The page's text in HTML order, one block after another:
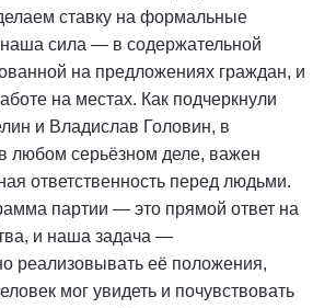
ставку на формальные
сила — в содержательной
на предложениях граждан, и
на местах. Как подчеркнули
и Владислав Головин, в
любом серьёзном деле, важен
ответственность перед людьми.
партии — это прямой ответ на
и наша задача —
реализовывать её положения,
мог увидеть и почувствовать